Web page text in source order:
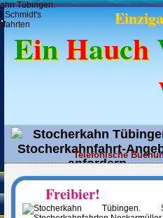
EinHauch
Angebot anfordern•
Telefonische
Freibier!